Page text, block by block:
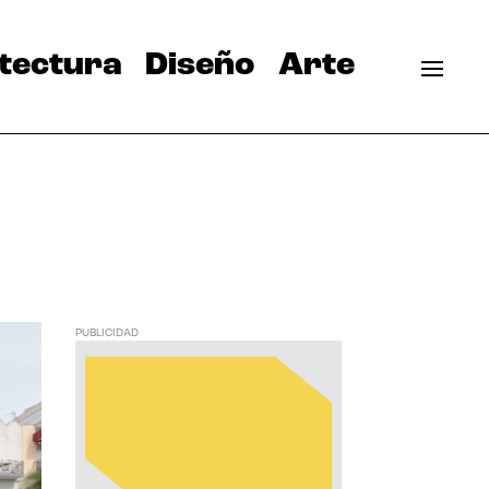
Diseño Arte
PUBLICIDAD